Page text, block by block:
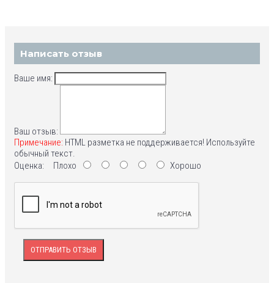
Написать отзыв
Ваше имя:
Ваш отзыв:
Примечание: HTML разметка не поддерживается! Используйте
обычный текст.
Оценка: Плохо Хорошо
ОТПРАВИТЬ ОТЗЫВ